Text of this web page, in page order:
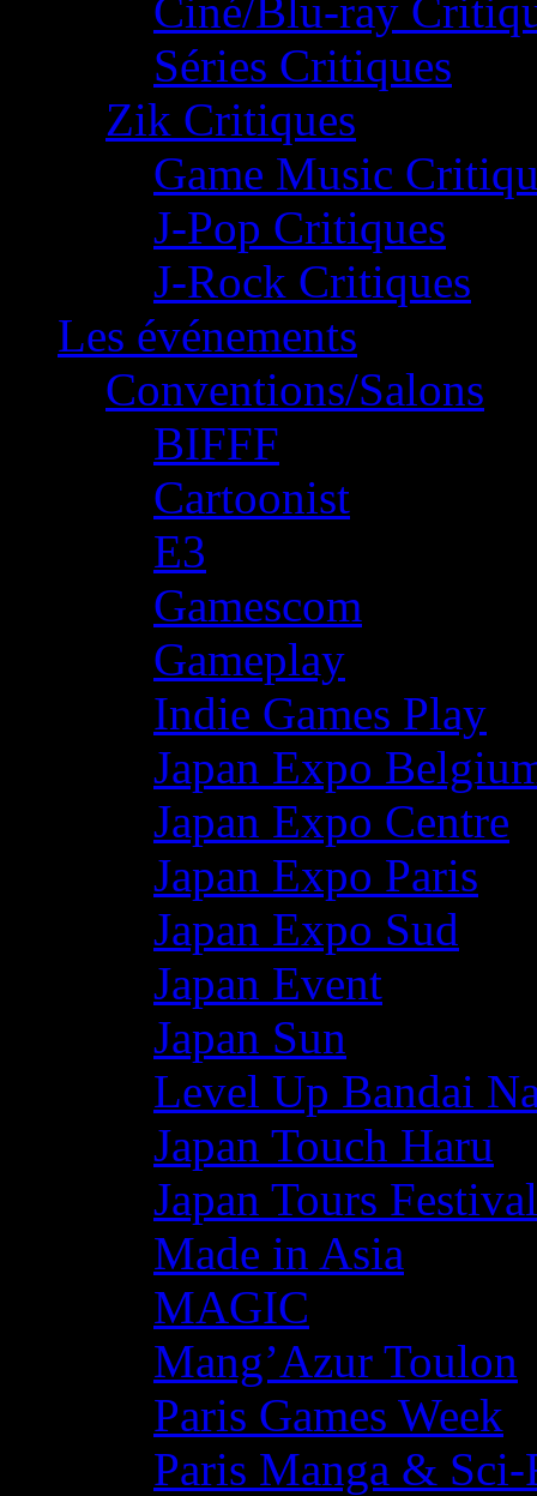
Ciné/Blu-ray
Séries Critiques
Zik Critiques
Game Music
J-Pop Critiques
J-Rock Critiques
Les événements
Conventions/Salons
BIFFF
Cartoonist
E3
Gamescom
Gameplay
Indie Games Play
Japan Expo
Japan Expo Centre
Japan Expo Paris
Japan Expo Sud
Japan Event
Japan Sun
Level Up Bandai
Japan Touch Haru
Japan Tours Festival
Made in Asia
MAGIC
Mang’Azur Toulon
Paris Games Week
Paris Manga &